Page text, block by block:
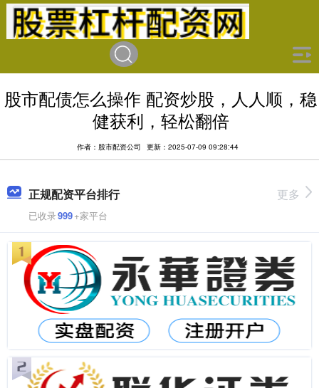
股市配债怎么操作 配资炒股，人人顺，稳
健获利，轻松翻倍
作者：股市配资公司 更新：2025-07-09 09:28:44
正规配资平台排行
已收录999+家平台
更多